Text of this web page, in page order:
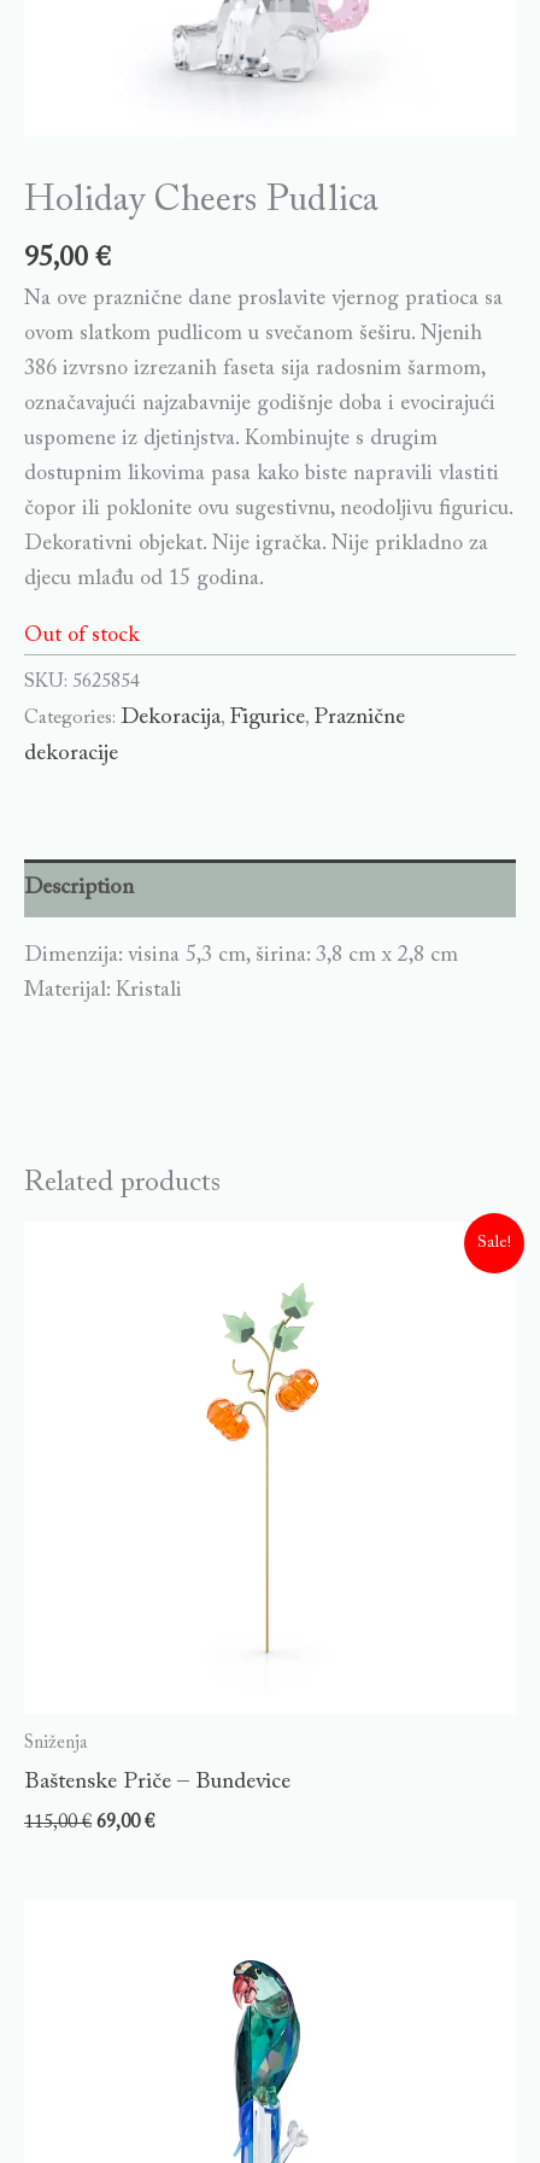
Holiday Cheers Pudlica
95,00 €
Na ove praznične dane proslavite vjernog pratioca sa
ovom slatkom pudlicom u svečanom šeširu. Njenih
386 izvrsno izrezanih faseta sija radosnim šarmom,
označavajući najzabavnije godišnje doba i evocirajući
uspomene iz djetinjstva. Kombinujte s drugim
dostupnim likovima pasa kako biste napravili vlastiti
čopor ili poklonite ovu sugestivnu, neodoljivu figuricu.
Dekorativni objekat. Nije igračka. Nije prikladno za
djecu mlađu od 15 godina.
Out of stock
SKU: 5625854
Categories: Dekoracija, Figurice, Praznične
dekoracije
Description
Dimenzija: visina 5,3 cm, širina: 3,8 cm x 2,8 cm
Materijal: Kristali
Related products
Sale!
Sniženja
Baštenske Priče – Bundevice
115,00€ 69,00€